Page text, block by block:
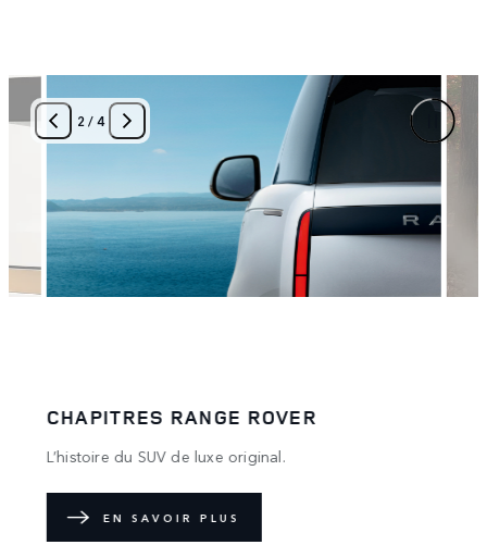
3 /4
LA MAISON RANGE ROVER
Des expériences exclusives dans des
au monde à voir et à conduire des
et à découvrir le style de vie Range Rover.